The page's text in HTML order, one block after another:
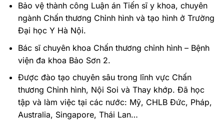
Bảo vệ thành công Luận án Tiến sĩ y khoa, chuyên
ngành Chấn thương Chỉnh hình và tạo hình ở Trường
Đại học Y Hà Nội.
Bác sĩ chuyên khoa Chấn thương chỉnh hình – Bệnh
viện đa khoa Bảo Sơn 2.
Được đào tạo chuyên sâu trong lĩnh vực Chấn
thương Chỉnh hình, Nội Soi và Thay khớp. Đã học
tập và làm việc tại các nước: Mỹ, CHLB Đức, Pháp,
Australia, Singapore, Thái Lan…